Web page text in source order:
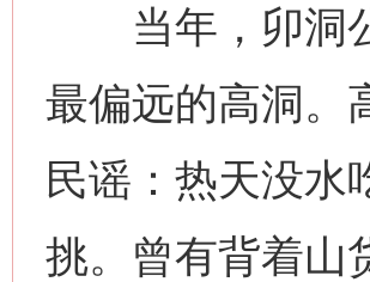
当年，卯洞公
最偏远的高洞。
民谣：热天没水
挑。曾有背着山